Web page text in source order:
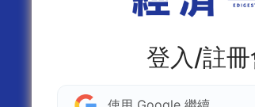
登入/註冊